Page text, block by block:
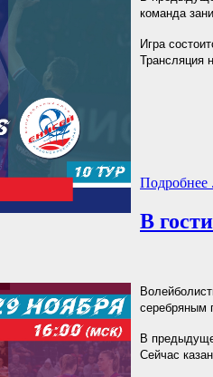
команда
Игра
Трансляция
Подробнее
В
серебряным
В
Сейчас